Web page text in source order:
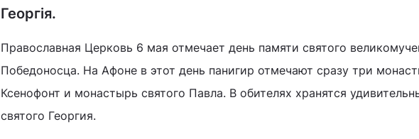
Георгія.
Православная Церковь 6 мая отмечает день памяти святого
Победоносца. На Афоне в этот день панигир отмечают сразу три
Ксенофонт и монастырь святого Павла. В обителях хранятся
святого Георгия.